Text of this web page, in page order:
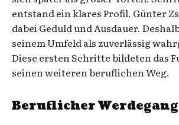
entstand ein klares Profil. Günter
dabei Geduld und Ausdauer.
seinem Umfeld als zuverlässig
Diese ersten Schritte bildeten das
seinen weiteren beruflichen Weg.
Beruflicher Werdegang